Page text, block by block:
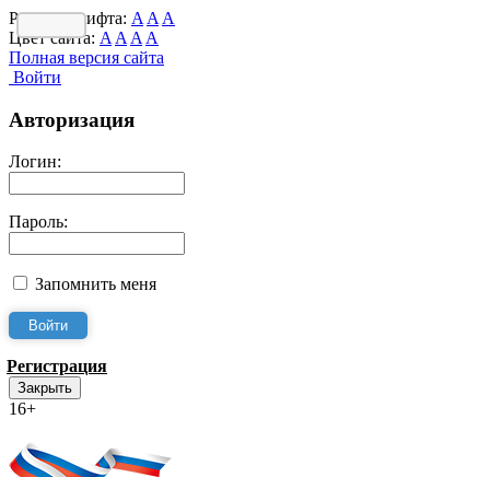
Размер шрифта: A A A
Цвет сайта: A A A A
Полная версия сайта
Войти
Авторизация
Логин:
Пароль:
Запомнить меня
Регистрация
Закрыть
16+